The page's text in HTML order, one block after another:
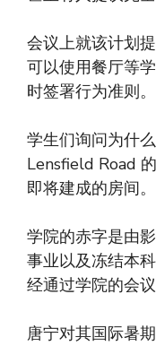
会议上就该计划
可以使用餐厅等
时签署行为准则。
学生们询问为什
Lensfield Road
即将建成的房间。
学院的赤字是由
事业以及冻结本
经通过学院的会
唐宁对其国际暑